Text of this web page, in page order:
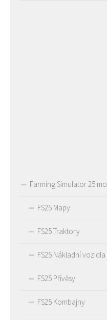
Farming Simulator 25
FS25 Mapy
FS25 Traktory
FS25 Nákladní vozidla
FS25 Přívěsy
FS25 Kombajny